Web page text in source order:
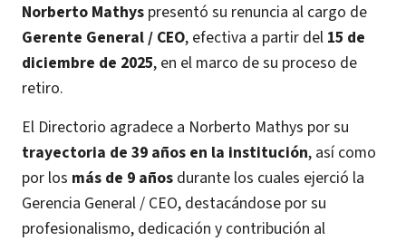
Norberto Mathys presentó su renuncia al cargo de
Gerente General / CEO, efectiva a partir del 15 de
diciembre de 2025, en el marco de su proceso de
retiro.
El Directorio agradece a Norberto Mathys por su
trayectoria de 39 años en la institución, así como
por los más de 9 años durante los cuales ejerció la
Gerencia General / CEO, destacándose por su
profesionalismo, dedicación y contribución al